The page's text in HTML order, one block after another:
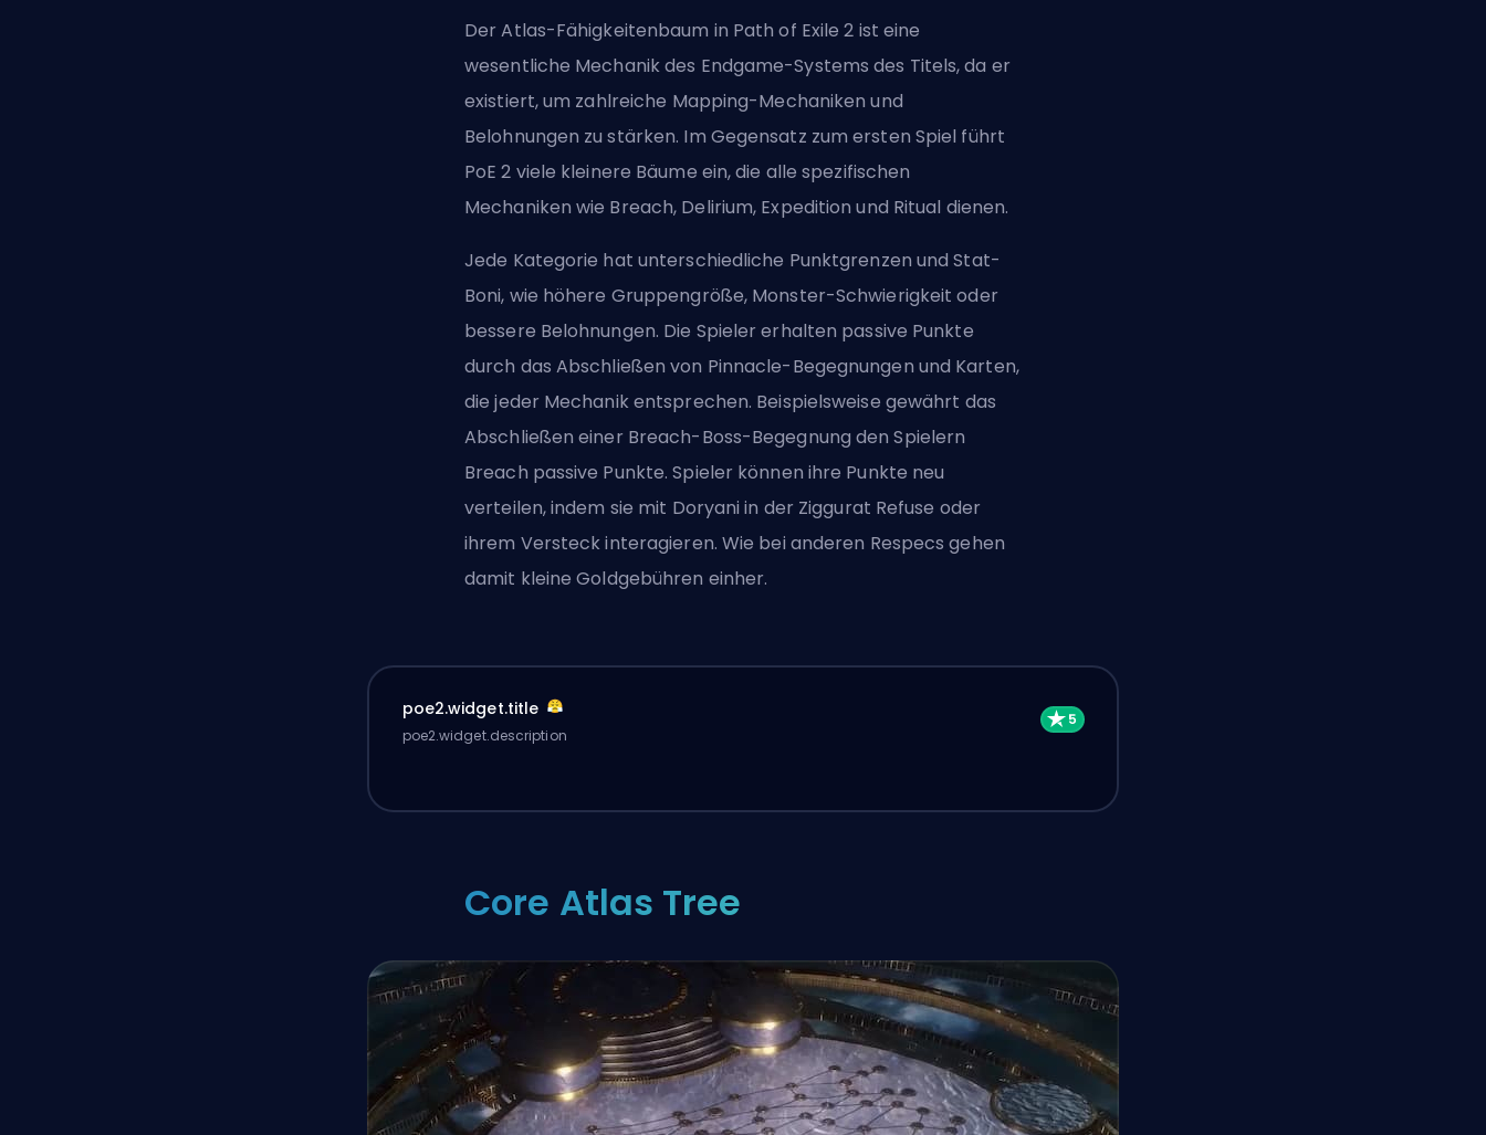
Der Atlas-Fähigkeitenbaum in Path of Exile 2 ist eine
wesentliche Mechanik des Endgame-Systems des Titels, da er
existiert, um zahlreiche Mapping-Mechaniken und
Belohnungen zu stärken. Im Gegensatz zum ersten Spiel führt
PoE 2 viele kleinere Bäume ein, die alle spezifischen
Mechaniken wie Breach, Delirium, Expedition und Ritual dienen.
Jede Kategorie hat unterschiedliche Punktgrenzen und Stat-
Boni, wie höhere Gruppengröße, Monster-Schwierigkeit oder
bessere Belohnungen. Die Spieler erhalten passive Punkte
durch das Abschließen von Pinnacle-Begegnungen und Karten,
die jeder Mechanik entsprechen. Beispielsweise gewährt das
Abschließen einer Breach-Boss-Begegnung den Spielern
Breach passive Punkte. Spieler können ihre Punkte neu
verteilen, indem sie mit Doryani in der Ziggurat Refuse oder
ihrem Versteck interagieren. Wie bei anderen Respecs gehen
damit kleine Goldgebühren einher.
poe2.widget.title
poe2.widget.description
Core Atlas Tree